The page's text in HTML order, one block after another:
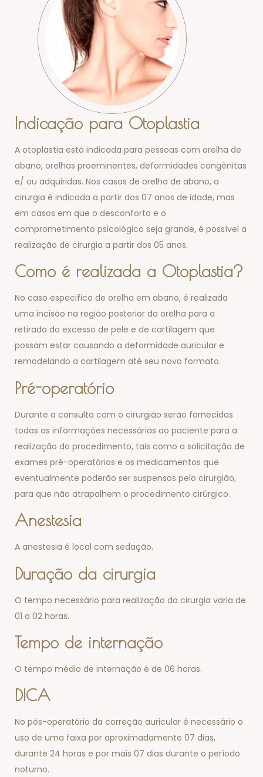
Indicação para Otoplastia
A otoplastia está indicada para pessoas com orelha de
abano, orelhas proeminentes, deformidades congênitas
e/ ou adquiridas. Nos casos de orelha de abano, a
cirurgia é indicada a partir dos 07 anos de idade, mas
em casos em que o desconforto e o
comprometimento psicológico seja grande, é possível a
realização de cirurgia a partir dos 05 anos.
Como é realizada a Otoplastia?
No caso especifico de orelha em abano, é realizada
uma incisão na região posterior da orelha para a
retirada do excesso de pele e de cartilagem que
possam estar causando a deformidade auricular e
remodelando a cartilagem até seu novo formato.
Pré-operatório
Durante a consulta com o cirurgião serão fornecidas
todas as informações necessárias ao paciente para a
realização do procedimento, tais como a solicitação de
exames pré-operatórios e os medicamentos que
eventualmente poderão ser suspensos pelo cirurgião,
para que não atrapalhem o procedimento cirúrgico.
Anestesia
A anestesia é local com sedação.
Duração da cirurgia
O tempo necessário para realização da cirurgia varia de
01 a 02 horas.
Tempo de internação
O tempo médio de internação é de 06 horas.
DICA
No pós-operatório da correção auricular é necessário o
uso de uma faixa por aproximadamente 07 dias,
durante 24 horas e por mais 07 dias durante o período
noturno.